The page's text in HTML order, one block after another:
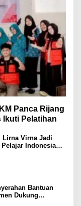
Panca Rijang
Ikuti Pelatihan
Lirna Virna Jadi
Indonesia
Bantuan
Dukung